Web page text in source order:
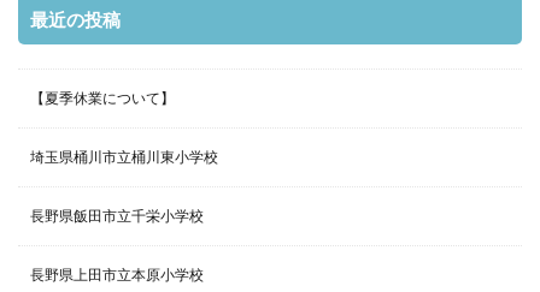
最近の投稿
【夏季休業について】
埼玉県桶川市立桶川東小学校
長野県飯田市立千栄小学校
長野県上田市立本原小学校